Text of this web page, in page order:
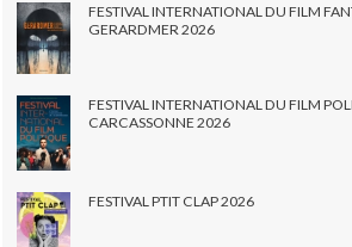
FESTIVAL INTERNATIONAL DU FILM
GERARDMER 2026
FESTIVAL INTERNATIONAL DU FILM
CARCASSONNE 2026
FESTIVAL PTIT CLAP 2026